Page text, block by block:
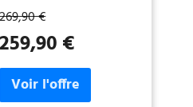
de massage par vibration,
dont 4 points pour le dos, 2
points au niveau des cuisses
et 2 points au niveau des
mollets - Fauteuil massant
269,90 €
259,90 €